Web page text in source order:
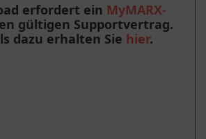
erfordert ein MyMARX-
gültigen Supportvertrag.
dazu erhalten Sie hier.